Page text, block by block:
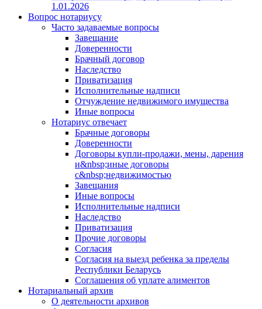
1.01.2026
Вопрос нотариусу
Часто задаваемые вопросы
Завещание
Доверенности
Брачный договор
Наследство
Приватизация
Исполнительные надписи
Отчуждение недвижимого имущества
Иные вопросы
Нотариус отвечает
Брачные договоры
Доверенности
Договоры купли-продажи, мены, дарения
и&nbsp;иные договоры
с&nbsp;недвижимостью
Завещания
Иные вопросы
Исполнительные надписи
Наследство
Приватизация
Прочие договоры
Согласия
Согласия на выезд ребенка за пределы
Республики Беларусь
Соглашения об уплате алиментов
Нотариальный архив
О деятельности архивов